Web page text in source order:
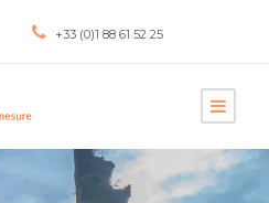
+33 (0)1 88 61 52 25